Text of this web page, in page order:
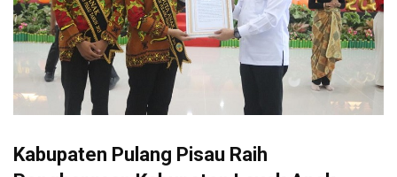
Kabupaten Pulang Pisau Raih